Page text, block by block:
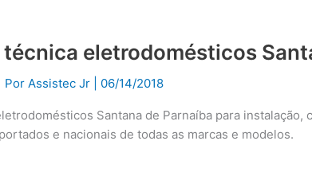
eletrodomésticos
| Por Assistec Jr 06/14/2018
Santana de Parnaíba para instalação,
e nacionais de todas as marcas e modelos.